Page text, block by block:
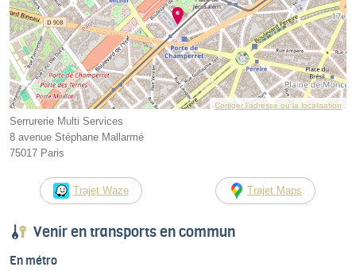
Corriger l’adresse ou la localisation
Serrurerie Multi Services
8 avenue Stéphane Mallarmé
75017 Paris
Trajet Waze Trajet Maps
Venir en transports en commun
En métro